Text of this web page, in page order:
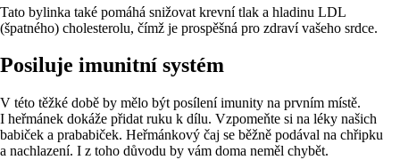
Tato bylinka také pomáhá snižovat krevní tlak a hladinu LDL
(špatného) cholesterolu, čímž je prospěšná pro zdraví vašeho srdce.
Posiluje imunitní systém
V této těžké době by mělo být posílení imunity na prvním místě.
I heřmánek dokáže přidat ruku k dílu. Vzpomeňte si na léky našich
babiček a prababiček. Heřmánkový čaj se běžně podával na chřipku
a nachlazení. I z toho důvodu by vám doma neměl chybět.